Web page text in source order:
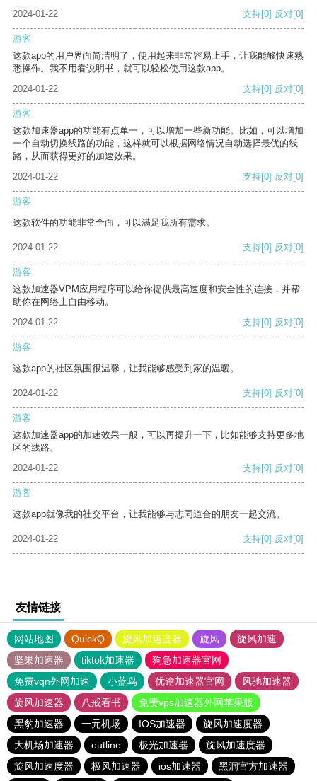
2024-01-22
支持[0] 反对[0]
游客
这款app的用户界面简洁明了，使用起来非常容易上手，让我能够快速熟
悉操作。我不用看说明书，就可以轻松使用这款app。
2024-01-22
支持[0] 反对[0]
游客
这款加速器app的功能有点单一，可以增加一些新功能。比如，可以增加
一个自动切换线路的功能，这样就可以根据网络情况自动选择最优的线
路，从而获得更好的加速效果。
2024-01-22
支持[0] 反对[0]
游客
这款软件的功能非常全面，可以满足我所有需求。
2024-01-22 支持[0] 反对[0]
游客
这款加速器VPM应用程序可以给你提供最高速度和安全性的连接，并帮
助你在网络上自由移动。
2024-01-22
支持[0] 反对[0]
游客
这款app的社区氛围很温馨，让我能够感受到家的温暖。
2024-01-22 支持[0] 反对[0]
游客
这款加速器app的加速效果一般，可以再提升一下，比如能够支持更多地
区的线路。
2024-01-22
支持[0] 反对[0]
游客
这款app就像我的社交平台，让我能够与志同道合的朋友一起交流。
2024-01-22 支持[0] 反对[0]
友情链接
网站地图 QuickQ 旋风加速度器 旋风
旋风加速
坚果加速器
tiktok加速器
狗急加速器官网
免费vqn外网加速
小蓝鸟 优途加速器官网
风驰加速器
旋风加速器
八戒看书
免费vps加速器外网苹果版
黑豹加速器
一元机场 IOS加速器
旋风加速度器
大机场加速器
outline 极光加速器
旋风加速度器
旋风加速度器
极风加速器 ios加速器 黑洞官方加速器